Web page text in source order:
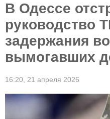
В Одессе
руководство
задержания
вымогавших
16:20, 21 апреля 2026